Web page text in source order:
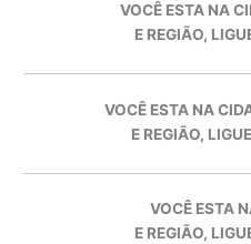
VOCÊ ESTA NA
E REGIÃO,
VOCÊ ESTA NA
E REGIÃO,
VOCÊ ESTA
E REGIÃO,